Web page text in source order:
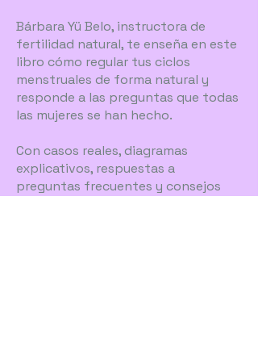
Bárbara Yü Belo, instructora de
fertilidad natural, te enseña en este
libro cómo regular tus ciclos
menstruales de forma natural y
responde a las preguntas que todas
las mujeres se han hecho.
Con casos reales, diagramas
explicativos, respuestas a
preguntas frecuentes y consejos